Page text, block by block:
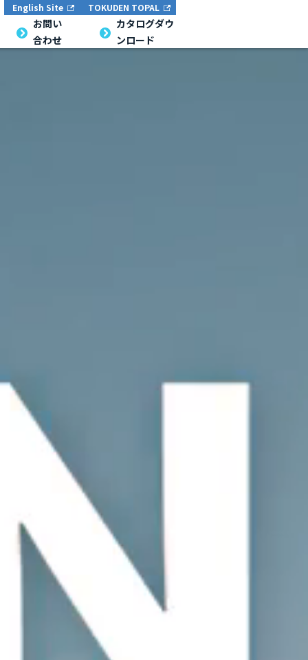
English Site TOKUDEN TOPAL
お問い
合わせ
カタログダウ
ンロード
お問い合
わせ
カタログダウン
ロード